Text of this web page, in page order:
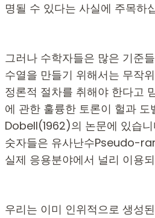
명될 수 있다는 사실에 주목하
그러나 수학자들은 많은 기준
수열을 만들기 위해서는 무작
정론적 절차를 취해야 한다고
에 관한 훌륭한 토론이 헐과
Dobell(1962)의 논문에 있습
숫자들은 유사난수Pseudo-
실제 응용분야에서 널리 이용
우리는 이미 인위적으로 생성